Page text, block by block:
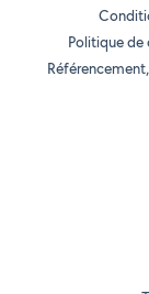
Politique de